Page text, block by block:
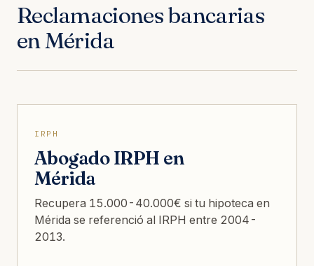
Reclamaciones bancarias
en Mérida
IRPH
Abogado IRPH en
Mérida
Recupera 15.000-40.000€ si tu hipoteca en
Mérida se referenció al IRPH entre 2004-
2013.